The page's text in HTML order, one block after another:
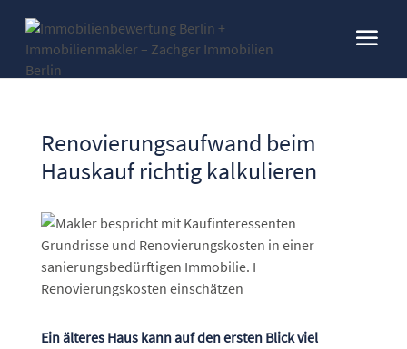
Renovierungsaufwand beim
Hauskauf richtig kalkulieren
Ein älteres Haus kann auf den ersten Blick viel